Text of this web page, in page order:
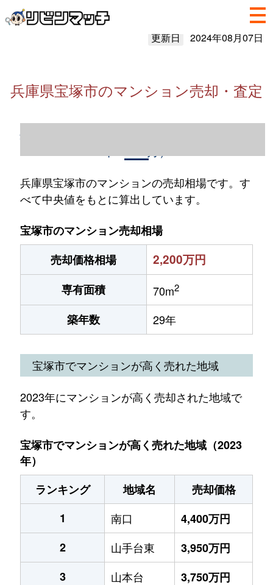
更新日 2024年08月07日
兵庫県宝塚市のマンション売却・査定
兵庫県宝塚市のマンション売却情報（2023
兵庫県宝塚市のマンションの売却相場です。す
べて中央値をもとに算出しています。
宝塚市のマンション売却相場
売却価格相場
2,200万円
専有面積 70m2
築年数 29年
宝塚市でマンションが高く売れた地域
2023年にマンションが高く売却された地域で
す。
宝塚市でマンションが高く売れた地域（2023
年）
ランキング
地域名
売却価格
1
南口
4,400万円
2
山手台東
3,950万円
3
山本台
3,750万円